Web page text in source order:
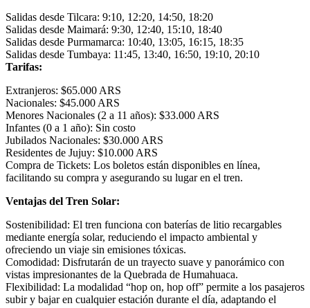
Salidas desde Tilcara: 9:10, 12:20, 14:50, 18:20
Salidas desde Maimará: 9:30, 12:40, 15:10, 18:40
Salidas desde Purmamarca: 10:40, 13:05, 16:15, 18:35
Salidas desde Tumbaya: 11:45, 13:40, 16:50, 19:10, 20:10
Tarifas:
Extranjeros: $65.000 ARS
Nacionales: $45.000 ARS
Menores Nacionales (2 a 11 años): $33.000 ARS
Infantes (0 a 1 año): Sin costo
Jubilados Nacionales: $30.000 ARS
Residentes de Jujuy: $10.000 ARS
Compra de Tickets: Los boletos están disponibles en línea,
facilitando su compra y asegurando su lugar en el tren.
Ventajas del Tren Solar:
Sostenibilidad: El tren funciona con baterías de litio recargables
mediante energía solar, reduciendo el impacto ambiental y
ofreciendo un viaje sin emisiones tóxicas.
Comodidad: Disfrutarán de un trayecto suave y panorámico con
vistas impresionantes de la Quebrada de Humahuaca.
Flexibilidad: La modalidad “hop on, hop off” permite a los pasajeros
subir y bajar en cualquier estación durante el día, adaptando el